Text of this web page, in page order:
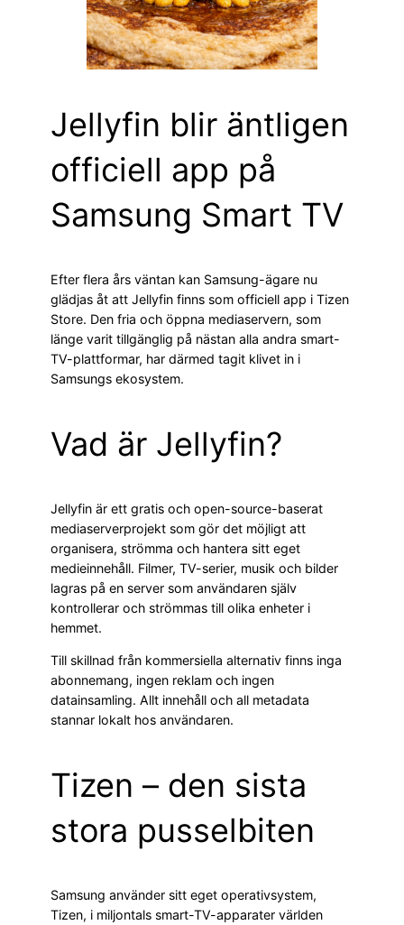
Jellyfin blir äntligen
officiell app på
Samsung Smart TV
Efter flera års väntan kan Samsung-ägare nu
glädjas åt att Jellyfin finns som officiell app i Tizen
Store. Den fria och öppna mediaservern, som
länge varit tillgänglig på nästan alla andra smart-
TV-plattformar, har därmed tagit klivet in i
Samsungs ekosystem.
Vad är Jellyfin?
Jellyfin är ett gratis och open-source-baserat
mediaserverprojekt som gör det möjligt att
organisera, strömma och hantera sitt eget
medieinnehåll. Filmer, TV-serier, musik och bilder
lagras på en server som användaren själv
kontrollerar och strömmas till olika enheter i
hemmet.
Till skillnad från kommersiella alternativ finns inga
abonnemang, ingen reklam och ingen
datainsamling. Allt innehåll och all metadata
stannar lokalt hos användaren.
Tizen – den sista
stora pusselbiten
Samsung använder sitt eget operativsystem,
Tizen, i miljontals smart-TV-apparater världen